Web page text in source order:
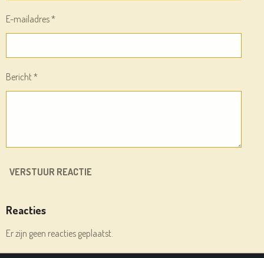
E-mailadres *
Bericht *
VERSTUUR REACTIE
Reacties
Er zijn geen reacties geplaatst.